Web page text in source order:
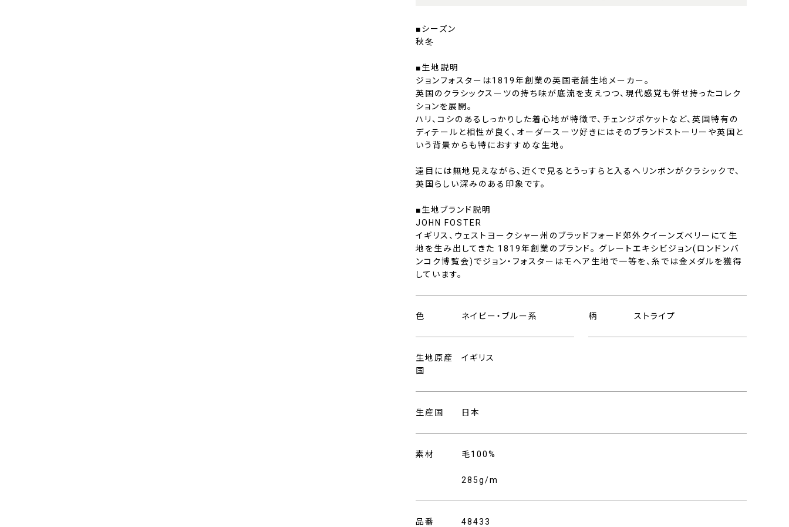
■シーズン
秋冬
■生地説明
ジョンフォスターは1819年創業の英国老舗生地メーカー。
英国のクラシックスーツの持ち味が底流を支えつつ、現代感覚も併せ持ったコレク
ションを展開。
ハリ、コシのあるしっかりした着心地が特徴で、チェンジポケットなど、英国特有の
ディテールと相性が良く、オーダースーツ好きにはそのブランドストーリーや英国と
いう背景からも特におすすめな生地。
遠目には無地見えながら、近くで見るとうっすらと入るへリンボンがクラシックで、
英国らしい深みのある印象です。
■生地ブランド説明
JOHN FOSTER
イギリス、ウェストヨークシャー州のブラッドフォード郊外クイーンズベリーにて生
地を生み出してきた 1819年創業のブランド。 グレートエキシビジョン(ロンドンバ
ンコク博覧会)でジョン・フォスターはモヘア生地で一等を、糸では金メダルを獲得
しています。
色 ネイビー・ブルー系 柄 ストライプ
生地原産
国
イギリス
生産国 日本
素材 毛100%
285g/m
品番 48433